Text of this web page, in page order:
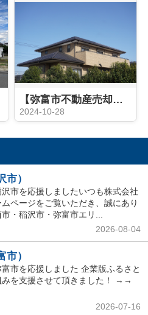
【弥富市不動産売却】自宅敷地の一部を売却したい！
2024-10-28
）
市を応援しましたいつも株式会社
ページをご覧いただき、誠にあり
・稲沢市・弥富市エリ...
2026-08-04
）
市を応援しました 企業版ふるさと
みを支援させて頂きました！ →→
2026-07-16